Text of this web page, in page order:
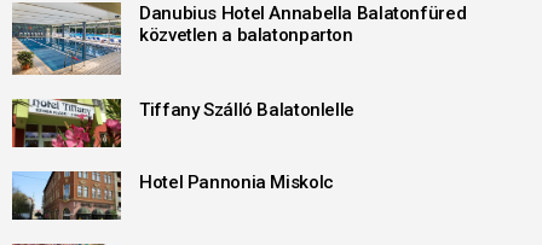
Danubius Hotel Annabella Balatonfüred
közvetlen a balatonparton
Tiffany Szálló Balatonlelle
Hotel Pannonia Miskolc